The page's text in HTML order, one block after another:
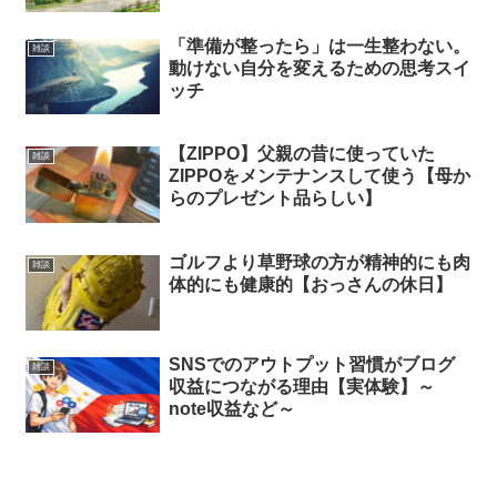
雑談
「準備が整ったら」は一生整わない。
動けない自分を変えるための思考スイ
ッチ
雑談
【ZIPPO】父親の昔に使っていた
ZIPPOをメンテナンスして使う【母か
らのプレゼント品らしい】
雑談
ゴルフより草野球の方が精神的にも肉
体的にも健康的【おっさんの休日】
雑談
SNSでのアウトプット習慣がブログ
収益につながる理由【実体験】～
note収益など～